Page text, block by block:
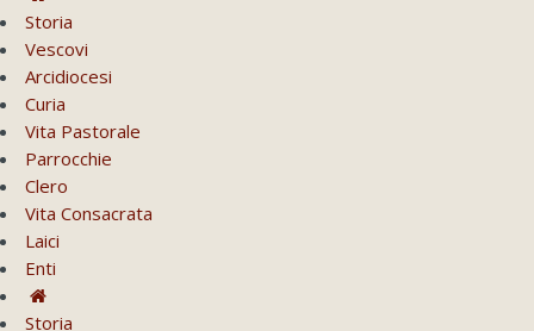
Storia
Vescovi
Arcidiocesi
Curia
Vita Pastorale
Parrocchie
Clero
Vita Consacrata
Laici
Enti
Storia